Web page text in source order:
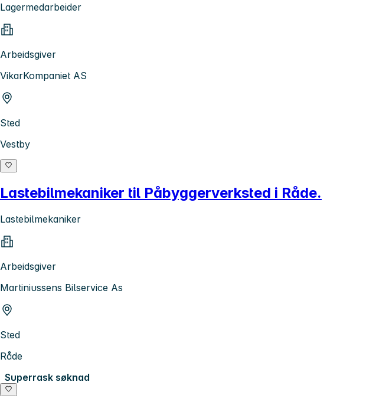
Lagermedarbeider
Arbeidsgiver
VikarKompaniet AS
Sted
Vestby
Lastebilmekaniker til Påbyggerverksted i Råde.
Lastebilmekaniker
Arbeidsgiver
Martiniussens Bilservice As
Sted
Råde
Superrask søknad